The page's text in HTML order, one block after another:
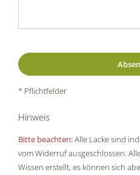
* Pflichtfelder
Hinweis
Bitte beachten:Alle Lacke sind
vom Widerruf ausgeschlossen.
Wissen erstellt, es können sich